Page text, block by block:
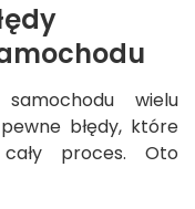
wielu
błędy, które
proces. Oto